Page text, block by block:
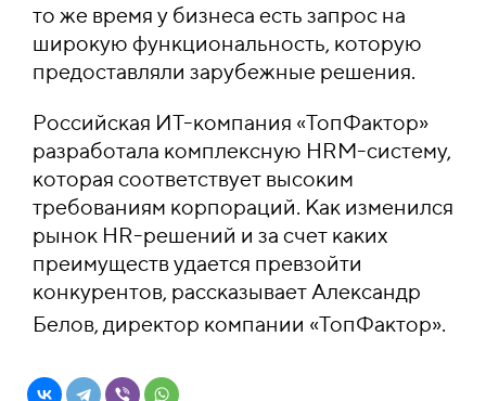
то же время у бизнеса есть запрос на
широкую функциональность, которую
предоставляли зарубежные решения.
Российская ИТ-компания «ТопФактор»
разработала комплексную HRM-систему,
которая соответствует высоким
требованиям корпораций. Как изменился
рынок HR-решений и за счет каких
преимуществ удается превзойти
конкурентов, рассказывает Александр
Белов, директор компании «ТопФактор».